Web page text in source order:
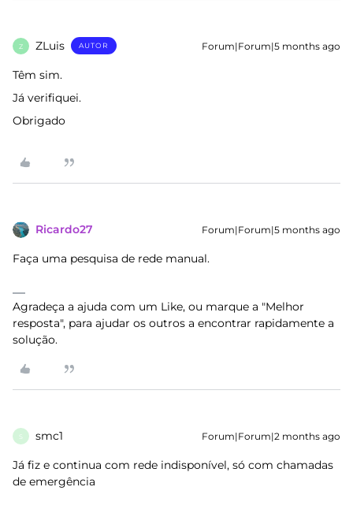
Z ZLuis AUTOR Forum|Forum|5 months ago
Têm sim.
Já verifiquei.
Obrigado
Ricardo27 Forum|Forum|5 months ago
Faça uma pesquisa de rede manual.
Agradeça a ajuda com um Like, ou marque a "Melhor
resposta", para ajudar os outros a encontrar rapidamente a
solução.
S smc1 Forum|Forum|2 months ago
Já fiz e continua com rede indisponível, só com chamadas
de emergência